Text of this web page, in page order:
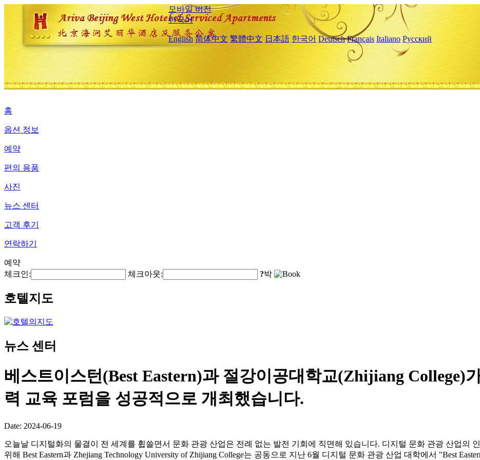
모바일 버전
한국어
English 简体中文 繁體中文 日本語 한국어 Deutsch Français Italiano Русский
홈
옵션 정보
예약
편의 용품
사진
뉴스 센터
고객 후기
연락하기
예약
체크인:
체크아웃: ?박
호텔지도
뉴스 센터
베스트이스턴(Best Eastern)과 절강이공대학교(Zhijiang College)
력 교육 포럼을 성공적으로 개최했습니다.
Date: 2024-06-19
오늘날 디지털화의 물결이 전 세계를 휩쓸면서 문화 관광 산업은 전례 없는 발전 기회에 직면해 있습니다. 디지털 문화 관광 산업의
위해 Best Eastern과 Zhejiang Technology University of Zhijiang College는 공동으로 지난 6월 디지털 문화 관광 산업 대학에서 "Best